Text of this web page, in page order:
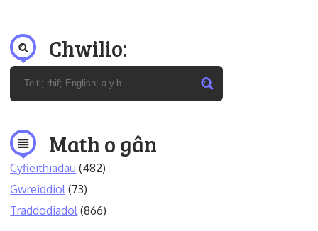
Chwilio:
Math o gân
Cyfieithiadau (482)
Gwreiddiol (73)
Traddodiadol (866)